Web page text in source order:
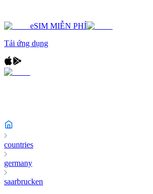
eSIM MIỄN PHÍ
Tải ứng dụng
countries
germany
saarbrucken